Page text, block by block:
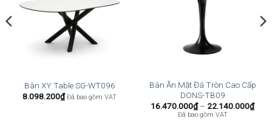
Bàn XY Table SG-WT096
8.098.200₫ Đã bao gồm VAT
Bàn Ăn Mặt Đá Tròn Cao Cấp
DONS-TB09
16.470.000₫ – 22.140.000₫
giá:
Đã bao gồm VAT